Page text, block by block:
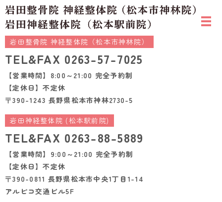
岩田整骨院 神経整体院（松本市神林院）
TEL&FAX 0263-57-7025
【営業時間】8:00～21:00 完全予約制
【定休日】不定休
〒390-1243 長野県松本市神林2730-5
岩田神経整体院 (松本駅前院)
TEL&FAX 0263-88-5889
【営業時間】9:00～21:00 完全予約制
【定休日】不定休
〒390-0811 長野県松本市中央1丁目1-14
アルピコ交通ビル5F